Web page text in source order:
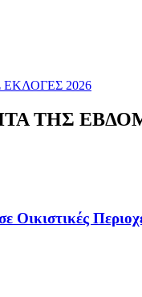
2026
ΤΗΣ
Οικιστικές